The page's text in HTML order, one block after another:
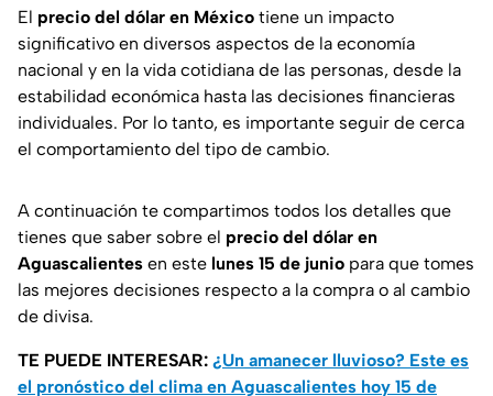
El precio del dólar en México tiene un impacto
significativo en diversos aspectos de la economía
nacional y en la vida cotidiana de las personas, desde la
estabilidad económica hasta las decisiones financieras
individuales. Por lo tanto, es importante seguir de cerca
el comportamiento del tipo de cambio.
A continuación te compartimos todos los detalles que
tienes que saber sobre el precio del dólar en
Aguascalientes en este lunes 15 de junio para que tomes
las mejores decisiones respecto a la compra o al cambio
de divisa.
TE PUEDE INTERESAR: ¿Un amanecer lluvioso? Este es
el pronóstico del clima en Aguascalientes hoy 15 de